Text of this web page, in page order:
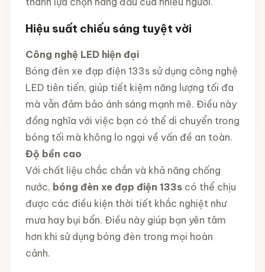
Hiệu suất chiếu sáng tuyệt vời
Công nghệ LED hiện đại
Bóng đèn xe đạp điện 133s sử dụng công nghệ
LED tiên tiến, giúp tiết kiệm năng lượng tối đa
mà vẫn đảm bảo ánh sáng mạnh mẽ. Điều này
đồng nghĩa với việc bạn có thể di chuyển trong
bóng tối mà không lo ngại về vấn đề an toàn.
Độ bền cao
Với chất liệu chắc chắn và khả năng chống
nước, bóng đèn xe đạp điện 133scó thể chịu
được các điều kiện thời tiết khắc nghiệt như
mưa hay bụi bẩn. Điều này giúp bạn yên tâm
hơn khi sử dụng bóng đèn trong mọi hoàn
cảnh.